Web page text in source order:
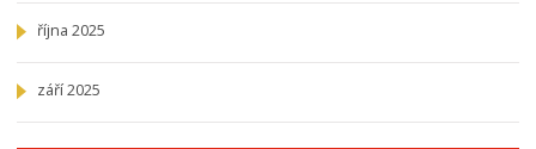
října 2025
září 2025